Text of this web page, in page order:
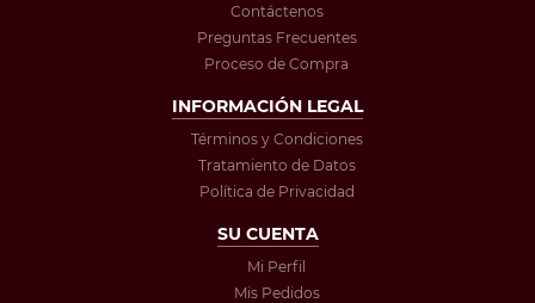
Contáctenos
Preguntas Frecuentes
Proceso de Compra
INFORMACIÓN LEGAL
Términos y Condiciones
Tratamiento de Datos
Política de Privacidad
SU CUENTA
Mi Perfil
Mis Pedidos